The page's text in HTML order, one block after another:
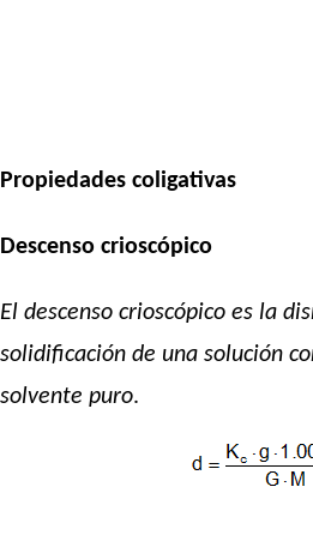
Propiedades coligativas
Descenso crioscópico
El descenso crioscópico es la
solidificación de una solución
solvente puro.